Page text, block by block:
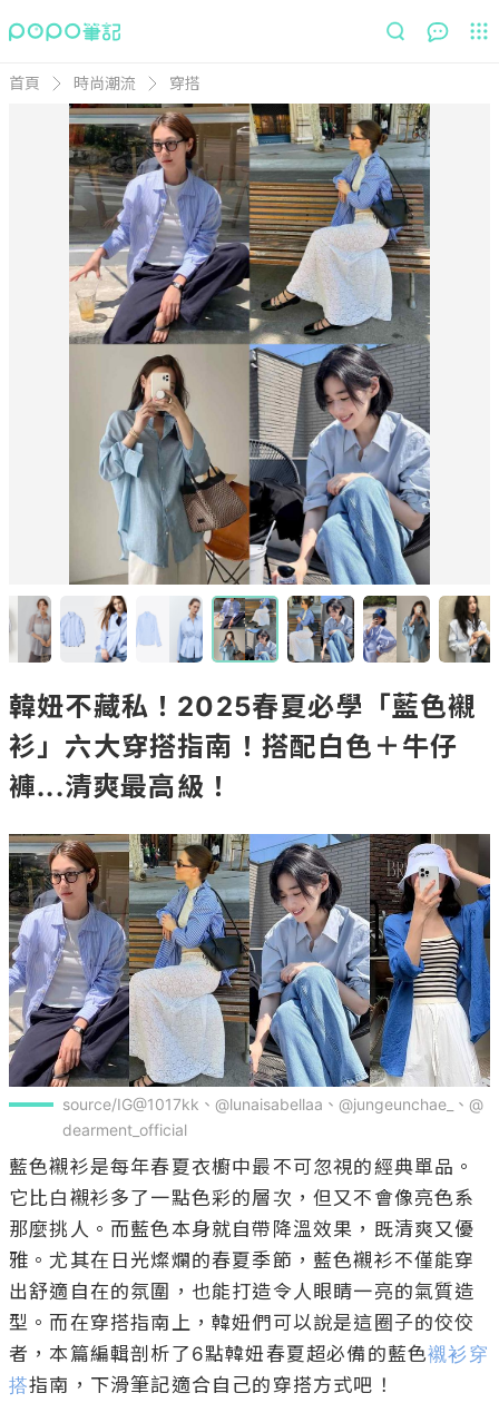
首頁 時尚潮流 穿搭
韓妞不藏私！2025春夏必學「藍色襯
衫」六大穿搭指南！搭配白色＋牛仔
褲...清爽最高級！
source/IG@1017kk、@lunaisabellaa、@jungeunchae_、@
dearment_official
藍色襯衫是每年春夏衣櫥中最不可忽視的經典單品。
它比白襯衫多了一點色彩的層次，但又不會像亮色系
那麼挑人。而藍色本身就自帶降溫效果，既清爽又優
雅。尤其在日光燦爛的春夏季節，藍色襯衫不僅能穿
出舒適自在的氛圍，也能打造令人眼睛一亮的氣質造
型。而在穿搭指南上，韓妞們可以說是這圈子的佼佼
者，本篇編輯剖析了6點韓妞春夏超必備的藍色襯衫穿
搭指南，下滑筆記適合自己的穿搭方式吧！